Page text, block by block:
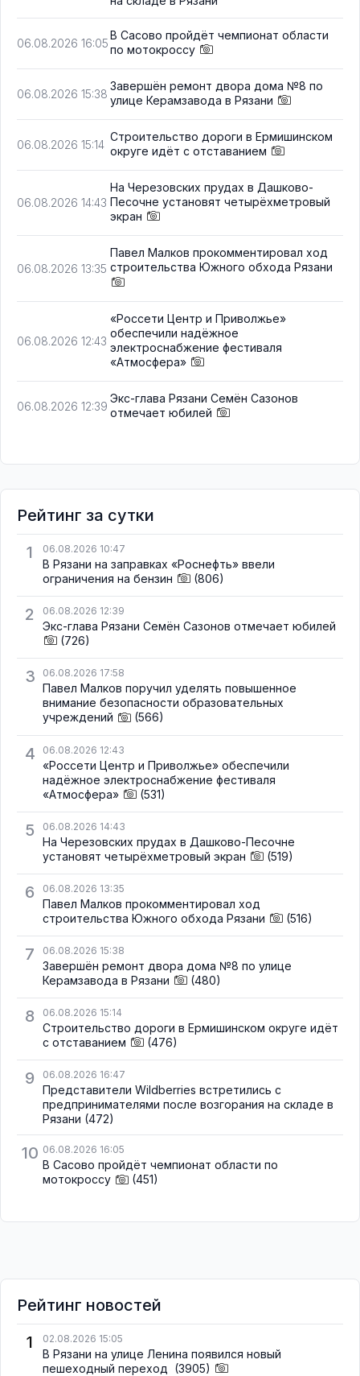
06.08.2026 16:05
В Сасово пройдёт чемпионат области
по мотокроссу
06.08.2026 15:38
Завершён ремонт двора дома №8 по
улице Керамзавода в Рязани
06.08.2026 15:14
Строительство дороги в Ермишинском
округе идёт с отставанием
06.08.2026 14:43
На Черезовских прудах в Дашково-
Песочне установят четырёхметровый
экран
06.08.2026 13:35
Павел Малков прокомментировал ход
строительства Южного обхода Рязани
06.08.2026 12:43
«Россети Центр и Приволжье»
обеспечили надёжное
электроснабжение фестиваля
«Атмосфера»
06.08.2026 12:39
Экс-глава Рязани Семён Сазонов
отмечает юбилей
Рейтинг за сутки
1
06.08.2026 10:47
В Рязани на заправках «Роснефть» ввели
ограничения на бензин
(806)
2 06.08.2026 12:39
Экс-глава Рязани Семён Сазонов отмечает юбилей
(726)
3 06.08.2026 17:58
Павел Малков поручил уделять повышенное
внимание безопасности образовательных
учреждений
(566)
4 06.08.2026 12:43
«Россети Центр и Приволжье» обеспечили
надёжное электроснабжение фестиваля
«Атмосфера»
(531)
5 06.08.2026 14:43
На Черезовских прудах в Дашково-Песочне
установят четырёхметровый экран
(519)
6 06.08.2026 13:35
Павел Малков прокомментировал ход
строительства Южного обхода Рязани
(516)
7 06.08.2026 15:38
Завершён ремонт двора дома №8 по улице
Керамзавода в Рязани
(480)
8 06.08.2026 15:14
Строительство дороги в Ермишинском округе идёт
с отставанием
(476)
9 06.08.2026 16:47
Представители Wildberries встретились с
предпринимателями после возгорания на складе в
Рязани (472)
10 06.08.2026 16:05
В Сасово пройдёт чемпионат области по
мотокроссу
(451)
Рейтинг новостей
1
02.08.2026 15:05
В Рязани на улице Ленина появился новый
пешеходный переход (3905)